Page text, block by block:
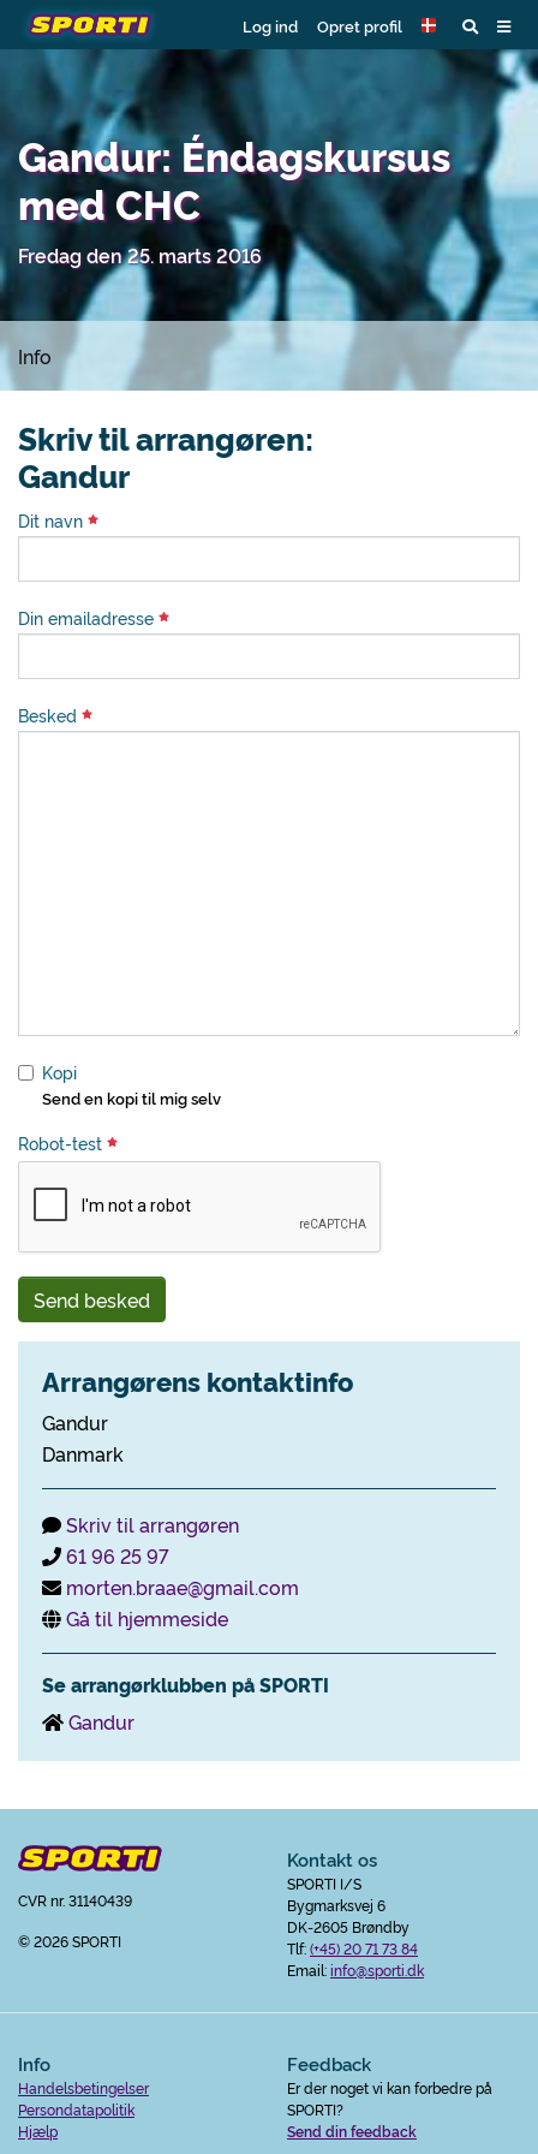
Log ind Opret profil
Gandur: Éndagskursus
med CHC
Fredag den 25. marts 2016
Info
Skriv til arrangøren:
Gandur
Dit navn
Din emailadresse
Besked
Kopi
Send en kopi til mig selv
Robot-test
Send besked
Arrangørens kontaktinfo
Gandur
Danmark
Skriv til arrangøren
61 96 25 97
morten.braae@gmail.com
Gå til hjemmeside
Se arrangørklubben på SPORTI
Gandur
CVR nr. 31140439
© 2026 SPORTI
Kontakt os
SPORTI I/S
Bygmarksvej 6
DK-2605 Brøndby
Tlf:(+45) 20 71 73 84
Email:info@sporti.dk
Info
Handelsbetingelser
Persondatapolitik
Hjælp
Feedback
Er der noget vi kan forbedre på
SPORTI?
Send din feedback